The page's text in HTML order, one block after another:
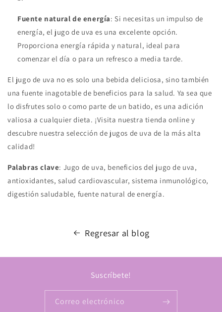
Fuente natural de energía: Si necesitas un impulso de
energía, el jugo de uva es una excelente opción.
Proporciona energía rápida y natural, ideal para
comenzar el día o para un refresco a media tarde.
El jugo de uva no es solo una bebida deliciosa, sino también
una fuente inagotable de beneficios para la salud. Ya sea que
lo disfrutes solo o como parte de un batido, es una adición
valiosa a cualquier dieta. ¡Visita nuestra tienda online y
descubre nuestra selección de jugos de uva de la más alta
calidad!
Palabras clave: Jugo de uva, beneficios del jugo de uva,
antioxidantes, salud cardiovascular, sistema inmunológico,
digestión saludable, fuente natural de energía.
Regresar al blog
Suscríbete!
Correo electrónico